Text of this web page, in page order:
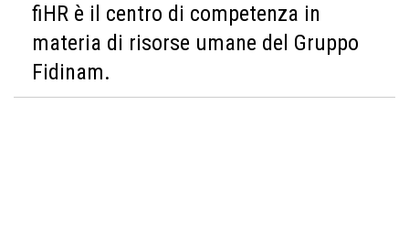
fiHR è il centro di competenza in
materia di risorse umane del Gruppo
Fidinam.